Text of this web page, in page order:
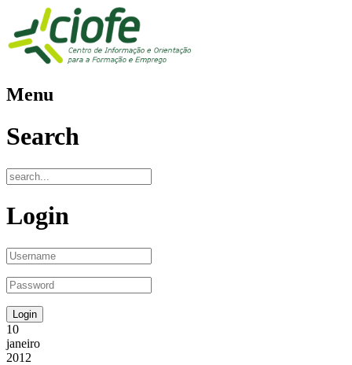
Menu
Search
Login
10
janeiro
2012